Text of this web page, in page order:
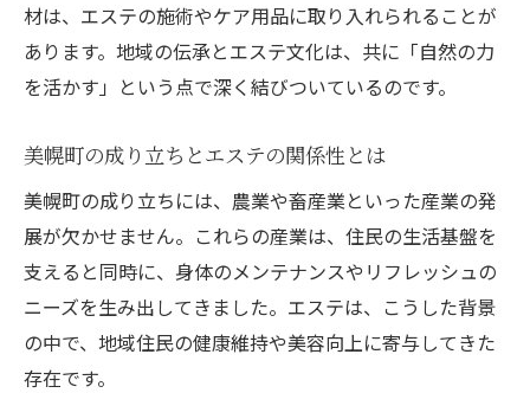
材は、エステの施術やケア用品に取り入れられることが
あります。地域の伝承とエステ文化は、共に「自然の力
を活かす」という点で深く結びついているのです。
美幌町の成り立ちとエステの関係性とは
美幌町の成り立ちには、農業や畜産業といった産業の発
展が欠かせません。これらの産業は、住民の生活基盤を
支えると同時に、身体のメンテナンスやリフレッシュの
ニーズを生み出してきました。エステは、こうした背景
の中で、地域住民の健康維持や美容向上に寄与してきた
存在です。